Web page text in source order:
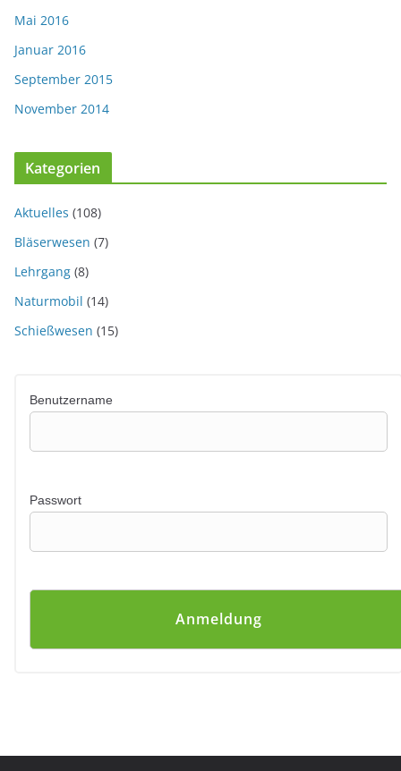
Mai 2016
Januar 2016
September 2015
November 2014
Kategorien
Aktuelles (108)
Bläserwesen (7)
Lehrgang (8)
Naturmobil (14)
Schießwesen (15)
Benutzername
Passwort